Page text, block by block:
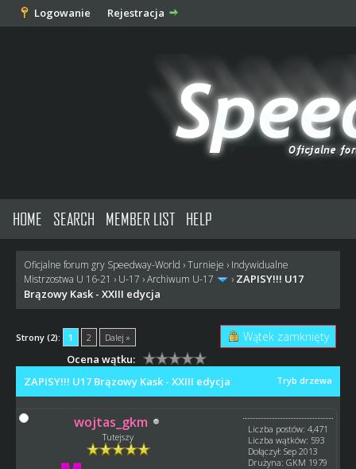
Logowanie Rejestracja
HOME SEARCH MEMBER LIST HELP
Oficjalne forum gry Speedway-World ›Turnieje › Indywidualne
Mistrzostwa U 16-21 › U-17 ›Archiwum U-17 › ZAPISY!!! U17
Brązowy Kask - XXIII edycja
Strony (2): 1 2 Dalej » Wątek zamknięty
Ocena wątku:
Tryb drzewa
ZAPISY!!! U17 Brązowy Kask - XXIII edycja
wojtas_gkm
Tutejszy
Liczba postów: 4,471
Liczba wątków: 593
Dołączył: Sep 2013
Drużyna: GKM 1979